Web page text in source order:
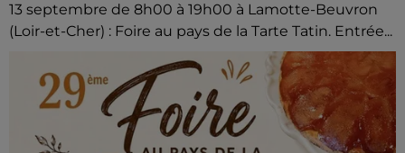
13 septembre de 8h00 à 19h00 à Lamotte-Beuvron
(Loir-et-Cher) : Foire au pays de la Tarte Tatin. Entrée...